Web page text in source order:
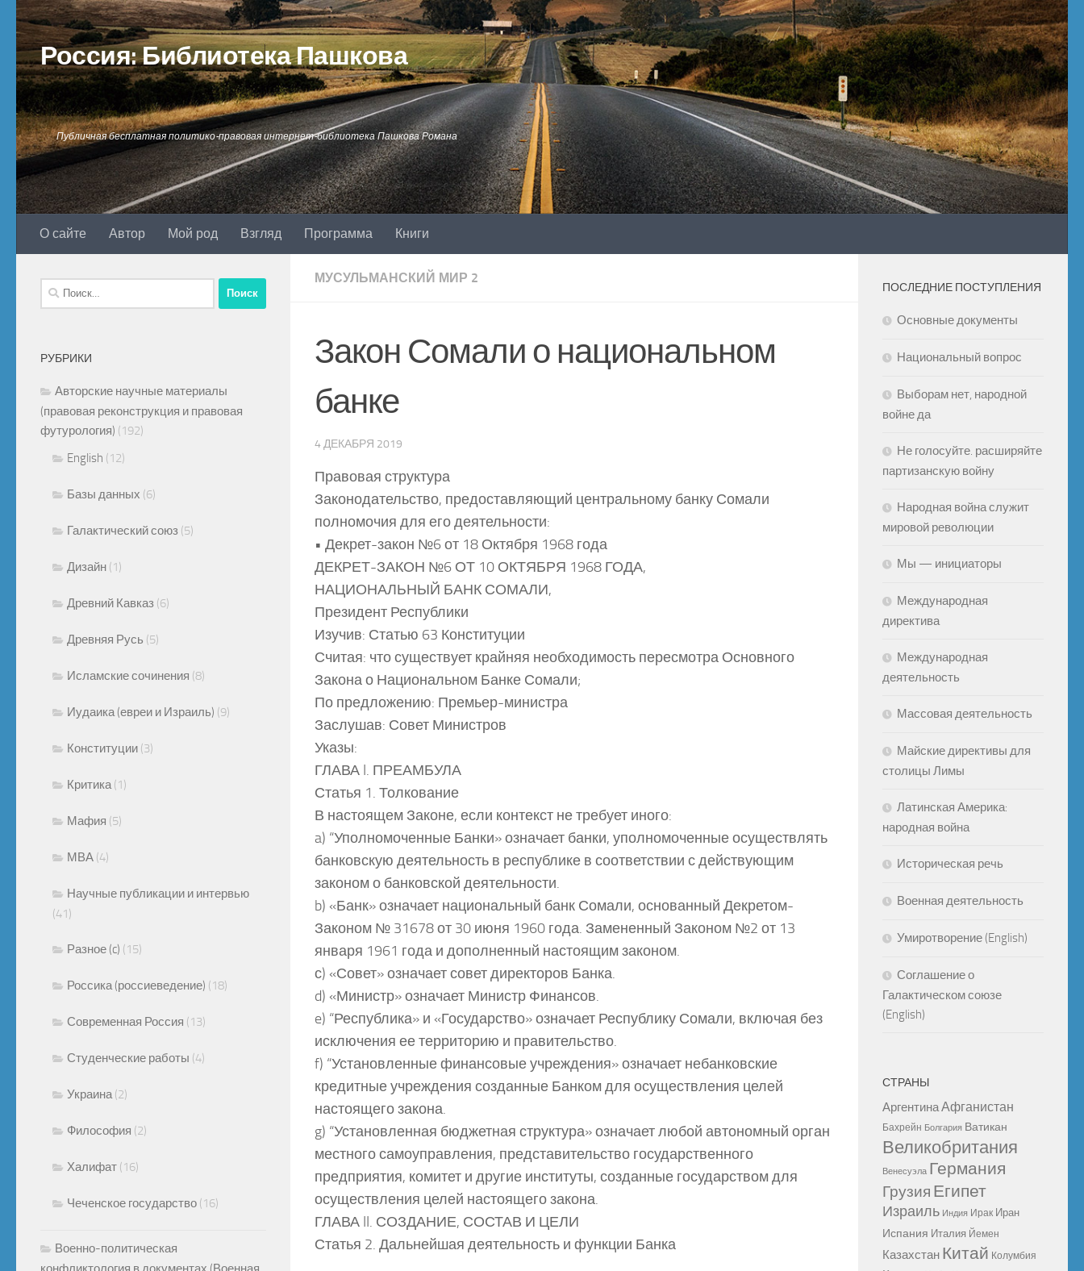
Перейти к содержимому
Россия: Библиотека Пашкова
Публичная бесплатная политико-правовая интернет-библиотека Пашкова Романа
О сайте Автор Мой род Взгляд Программа Книги
МУСУЛЬМАНСКИЙ МИР 2
Закон Сомали о национальном
банке
4 ДЕКАБРЯ 2019
Правовая структура
Законодательство, предоставляющий центральному банку Сомали
полномочия для его деятельности:
• Декрет-закон №6 от 18 Октября 1968 года
ДЕКРЕТ-ЗАКОН №6 ОТ 10 ОКТЯБРЯ 1968 ГОДА,
НАЦИОНАЛЬНЫЙ БАНК СОМАЛИ,
Президент Республики
Изучив: Статью 63 Конституции
Считая: что существует крайняя необходимость пересмотра Основного
Закона о Национальном Банке Сомали;
По предложению: Премьер-министра
Заслушав: Совет Министров
Указы:
ГЛАВА I. ПРЕАМБУЛА
Статья 1. Толкование
В настоящем Законе, если контекст не требует иного:
a) “Уполномоченные Банки» означает банки, уполномоченные осуществлять
банковскую деятельность в республике в соответствии с действующим
законом о банковской деятельности.
b) «Банк» означает национальный банк Сомали, основанный Декретом-
Законом № 31678 от 30 июня 1960 года. Замененный Законом №2 от 13
января 1961 года и дополненный настоящим законом.
с) «Совет» означает совет директоров Банка.
d) «Министр» означает Министр Финансов.
e) “Республика» и «Государство» означает Республику Сомали, включая без
исключения ее территорию и правительство.
f) “Установленные финансовые учреждения» означает небанковские
кредитные учреждения созданные Банком для осуществления целей
настоящего закона.
g) “Установленная бюджетная структура» означает любой автономный орган
местного самоуправления, представительство государственного
предприятия, комитет и другие институты, созданные государством для
осуществления целей настоящего закона.
ГЛАВА II. СОЗДАНИЕ, СОСТАВ И ЦЕЛИ
Статья 2. Дальнейшая деятельность и функции Банка
Найти:
РУБРИКИ
Авторские научные материалы
(правовая реконструкция и правовая
футурология) (192)
English (12)
Базы данных (6)
Галактический союз (5)
Дизайн (1)
Древний Кавказ (6)
Древняя Русь (5)
Исламские сочинения (8)
Иудаика (евреи и Израиль) (9)
Конституции (3)
Критика (1)
Мафия (5)
МВА (4)
Научные публикации и интервью
(41)
Разное (c) (15)
Россика (россиеведение) (18)
Современная Россия (13)
Студенческие работы (4)
Украина (2)
Философия (2)
Халифат (16)
Чеченское государство (16)
Военно-политическая
ПОСЛЕДНИЕ ПОСТУПЛЕНИЯ
Основные документы
Национальный вопрос
Выборам нет, народной
войне да
Не голосуйте. расширяйте
партизанскую войну
Народная война служит
мировой революции
Мы — инициаторы
Международная
директива
Международная
деятельность
Массовая деятельность
Майские директивы для
столицы Лимы
Латинская Америка:
народная война
Историческая речь
Военная деятельность
Умиротворение (English)
Соглашение о
Галактическом союзе
(English)
СТРАНЫ
АргентинаАфганистан
Бахрейн Болгария Ватикан
Великобритания
Венесуэла Германия
Грузия Египет
Израиль Индия Ирак Иран
Испания Италия Йемен
Казахстан Китай Колумбия